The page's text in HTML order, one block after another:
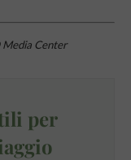
Center
per